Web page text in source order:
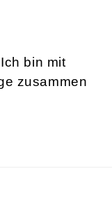
bin mit
zusammen